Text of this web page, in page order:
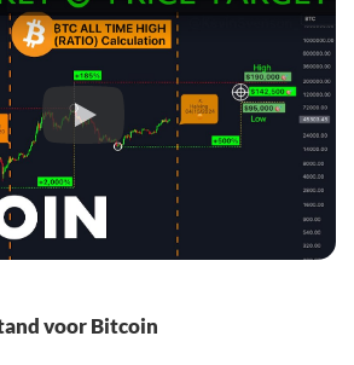
voor Bitcoin